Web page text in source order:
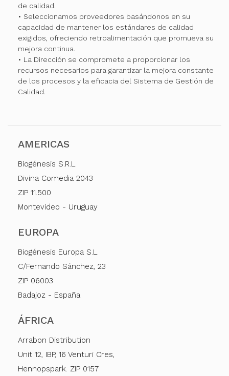
de calidad.
• Seleccionamos proveedores basándonos en su
capacidad de mantener los estándares de calidad
exigidos, ofreciendo retroalimentación que promueva su
mejora continua.
• La Dirección se compromete a proporcionar los
recursos necesarios para garantizar la mejora constante
de los procesos y la eficacia del Sistema de Gestión de
Calidad.
AMERICAS
Biogénesis S.R.L.
Divina Comedia 2043
ZIP 11.500
Montevideo - Uruguay
EUROPA
Biogénesis Europa S.L.
C/Fernando Sánchez, 23
ZIP 06003
Badajoz - España
ÁFRICA
Arrabon Distribution
Unit 12, IBP, 16 Venturi Cres,
Hennopspark. ZIP 0157